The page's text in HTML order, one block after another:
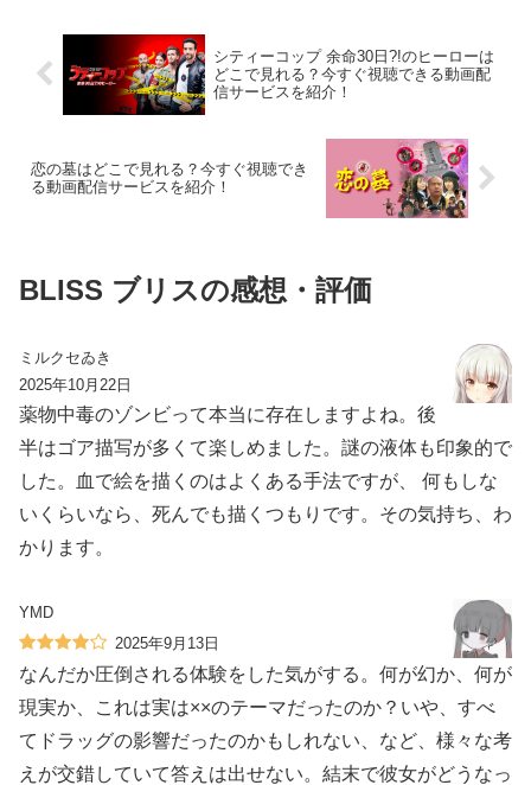
シティーコップ 余命30日?!のヒーローは
どこで見れる？今すぐ視聴できる動画配
信サービスを紹介！
恋の墓はどこで見れる？今すぐ視聴でき
る動画配信サービスを紹介！
BLISS ブリスの感想・評価
ミルクセゐき
2025年10月22日
薬物中毒のゾンビって本当に存在しますよね。後
半はゴア描写が多くて楽しめました。謎の液体も印象的で
した。血で絵を描くのはよくある手法ですが、 何もしな
いくらいなら、死んでも描くつもりです。その気持ち、わ
かります。
YMD
2025年9月13日
なんだか圧倒される体験をした気がする。何が幻か、何が
現実か、これは実は××のテーマだったのか？いや、すべ
てドラッグの影響だったのかもしれない、など、様々な考
えが交錯していて答えは出せない。結末で彼女がどうなっ